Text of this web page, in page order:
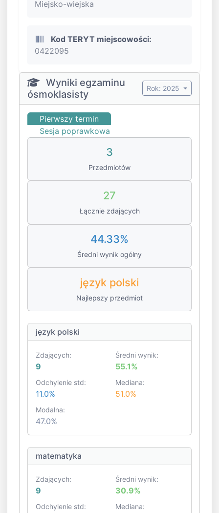
Miejsko-wiejska
Kod TERYT miejscowości:
0422095
Wyniki egzaminu
ósmoklasisty
Rok: 2025
Pierwszy termin
Sesja poprawkowa
3
Przedmiotów
27
Łącznie zdających
44.33%
Średni wynik ogólny
język polski
Najlepszy przedmiot
język polski
Zdających:
9
Średni wynik:
55.1%
Odchylenie std:
11.0%
Mediana:
51.0%
Modalna:
47.0%
matematyka
Zdających:
9
Średni wynik:
30.9%
Odchylenie std: Mediana: